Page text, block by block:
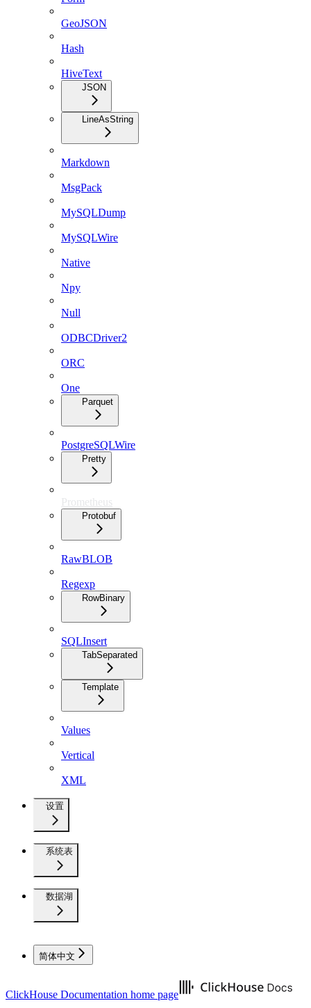
GeoJSON
Hash
HiveText
JSON
LineAsString
Markdown
MsgPack
MySQLDump
MySQLWire
Native
Npy
Null
ODBCDriver2
ORC
One
Parquet
PostgreSQLWire
Pretty
Prometheus
Protobuf
RawBLOB
Regexp
RowBinary
SQLInsert
TabSeparated
Template
Values
Vertical
XML
设置
系统表
数据湖
简体中文
ClickHouse Documentation home page